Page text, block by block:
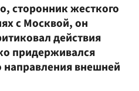
сторонник жесткого
с Москвой, он
действия
придерживался
направления внешней